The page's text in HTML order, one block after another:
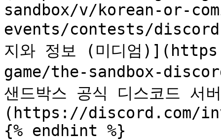
sandbox/v/korean-or-
events/contests/
지와 정보 (미디엄
game/the-sandbox-
샌드박스 공식 디스코드 서
(https://discord.com/
{% endhint %}